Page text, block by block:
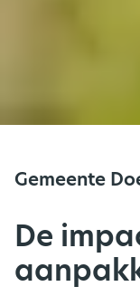
Gemeente
De